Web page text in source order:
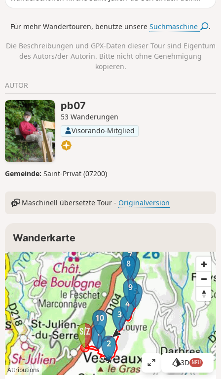
Wegweiser „Houme” ist das Ende der Strecke sehr
Buchsbäumen gesäumten Weg bis zur Croix des Lépreux
entlangwandert.
Für mehr Wandertouren, benutze unsereSuchmaschine .
Die Beschreibungen und GPX-Daten dieser Tour sind Eigentum
des Autors/der Autorin. Bitte nicht ohne Genehmigung
kopieren.
AUTOR
pb07
53 Wanderungen
Visorando-Mitglied
Gemeinde: Saint-Privat (07200)
Maschinell übersetzte Tour - Originalversion
Wanderkarte
1
2
3
4
5
6
7
8
9
10
Attributions
K
3D NEU